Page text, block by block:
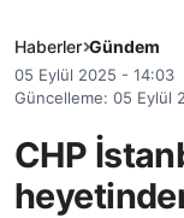
Haberler Gündem
05 Eylül 2025 - 14:03
Güncelleme: 05 Eylül
CHP